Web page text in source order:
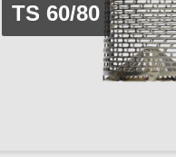
TS 60/80